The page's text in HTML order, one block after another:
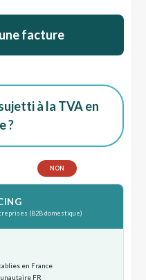
facture
à la TVA en
?
NON
(B2B domestique)
en France
FR